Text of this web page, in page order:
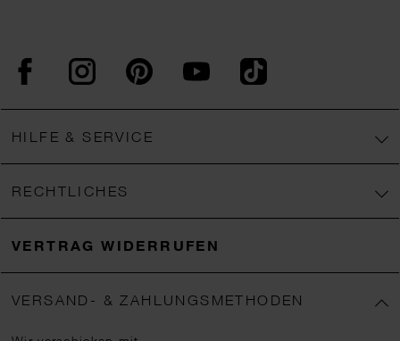
FacebookInstagram PinterestYouTubeTikTok
HILFE & SERVICE
RECHTLICHES
VERTRAG WIDERRUFEN
VERSAND- & ZAHLUNGSMETHODEN